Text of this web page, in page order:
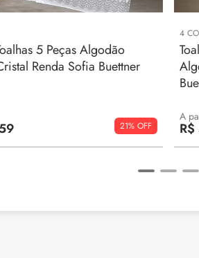
5 Peças Algodão
Renda Sofia Buettner
21%
4
A
R$